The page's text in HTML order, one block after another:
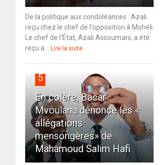
De la politique aux condoléances : Azali
reçu chez le chef de l'opposition à Mohéli
Le chef de l'État, Azali Assoumani, a été
reçu a...
Lire la suite
5
En colère, Bacar
Mvoulana dénonce les «
allégations
mensongères» de
Mahamoud Salim Hafi